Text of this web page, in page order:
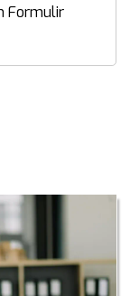
Formulir